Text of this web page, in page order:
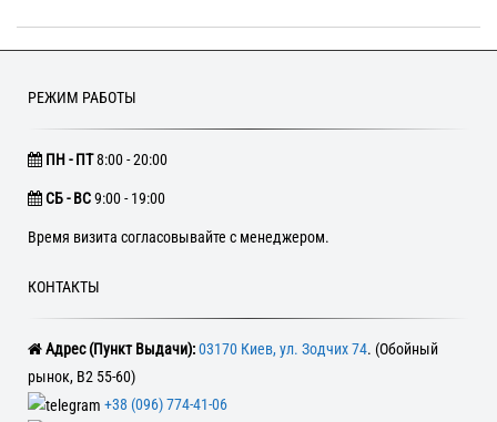
РЕЖИМ РАБОТЫ
ПН - ПТ8:00 - 20:00
CБ - ВС9:00 - 19:00
Время визита согласовывайте с менеджером.
КОНТАКТЫ
Адрес (Пункт Выдачи):03170 Киев, ул. Зодчих 74. (Обойный
рынок, В2 55-60)
+38 (096) 774-41-06